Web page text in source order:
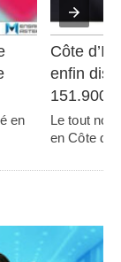
en
Côte
enfin
Le tout
en Côte